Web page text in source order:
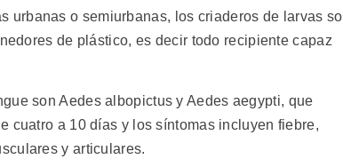
urbanas o semiurbanas, los criaderos de larvas
de plástico, es decir todo recipiente capaz
son Aedes albopictus y Aedes aegypti, que
cuatro a 10 días y los síntomas incluyen fiebre,
y articulares.